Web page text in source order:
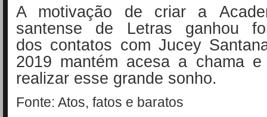
A motivação de criar a
santense de Letras ganhou
dos contatos com Jucey
2019 mantém acesa a chama
realizar esse grande sonho.
Fonte: Atos, fatos e baratos